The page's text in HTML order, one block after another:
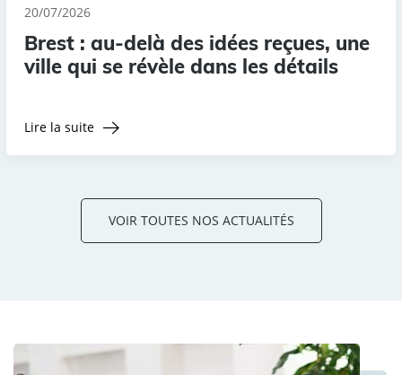
20/07/2026
Brest : au-delà des idées reçues, une
ville qui se révèle dans les détails
Lire la suite
VOIR TOUTES NOS ACTUALITÉS